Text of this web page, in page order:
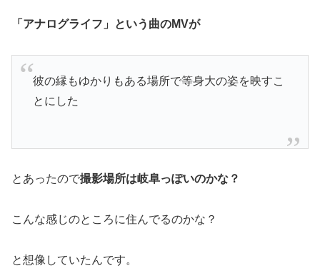
「アナログライフ」という曲のMVが
彼の縁もゆかりもある場所で等身大の姿を映すこ
とにした
とあったので撮影場所は岐阜っぽいのかな？
こんな感じのところに住んでるのかな？
と想像していたんです。